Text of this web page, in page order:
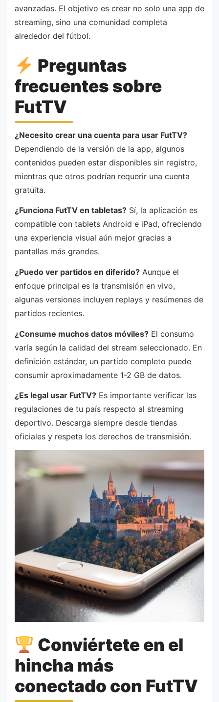
avanzadas. El objetivo es crear no solo una app de
streaming, sino una comunidad completa
alrededor del fútbol.
Preguntas
frecuentes sobre
FutTV
¿Necesito crear una cuenta para usar FutTV?
Dependiendo de la versión de la app, algunos
contenidos pueden estar disponibles sin registro,
mientras que otros podrían requerir una cuenta
gratuita.
¿Funciona FutTV en tabletas? Sí, la aplicación es
compatible con tablets Android e iPad, ofreciendo
una experiencia visual aún mejor gracias a
pantallas más grandes.
¿Puedo ver partidos en diferido? Aunque el
enfoque principal es la transmisión en vivo,
algunas versiones incluyen replays y resúmenes de
partidos recientes.
¿Consume muchos datos móviles? El consumo
varía según la calidad del stream seleccionado. En
definición estándar, un partido completo puede
consumir aproximadamente 1-2 GB de datos.
¿Es legal usar FutTV? Es importante verificar las
regulaciones de tu país respecto al streaming
deportivo. Descarga siempre desde tiendas
oficiales y respeta los derechos de transmisión.
Conviértete en el
hincha más
conectado con FutTV